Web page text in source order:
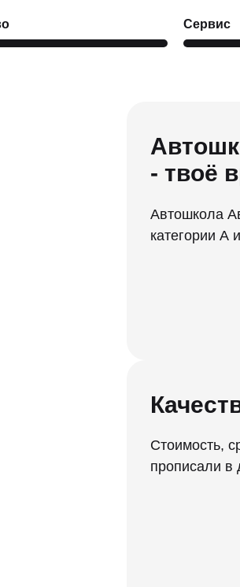
Сервис
- твоё
Автошкола
категории А
Стоимость,
прописали в